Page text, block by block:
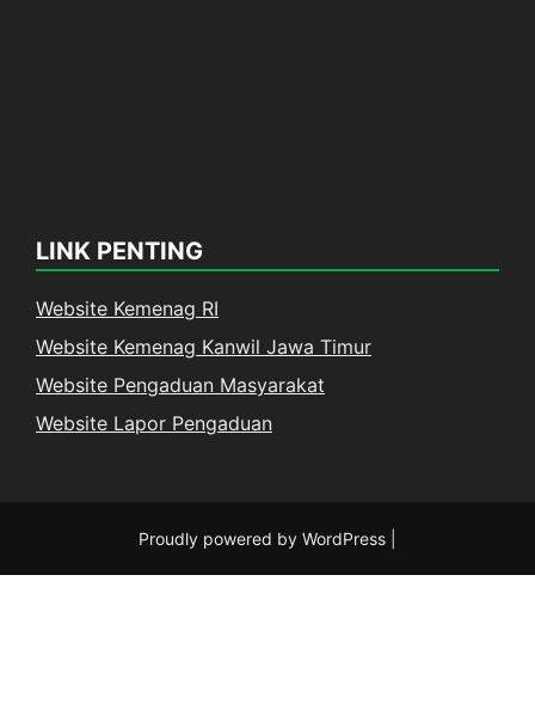
LINK PENTING
Website Kemenag RI
Website Kemenag Kanwil Jawa Timur
Website Pengaduan Masyarakat
Website Lapor Pengaduan
Proudly powered by WordPress